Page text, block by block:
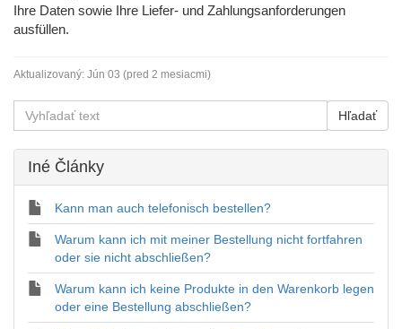
Ihre Daten sowie Ihre Liefer- und Zahlungsanforderungen
ausfüllen.
Aktualizovaný: Jún 03 (pred 2 mesiacmi)
Iné Články
Kann man auch telefonisch bestellen?
Warum kann ich mit meiner Bestellung nicht fortfahren
oder sie nicht abschließen?
Warum kann ich keine Produkte in den Warenkorb legen
oder eine Bestellung abschließen?